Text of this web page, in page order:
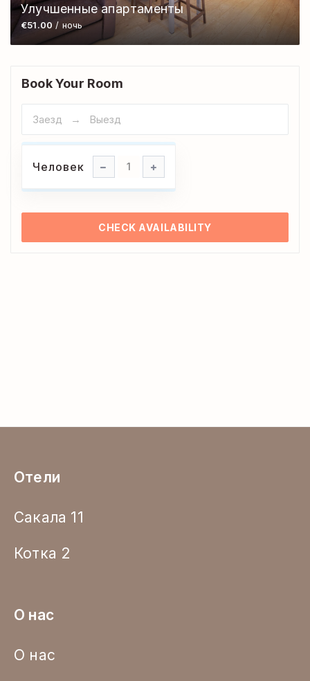
Улучшенные апартаменты
€51.00 / ночь
Book Your Room
Человек
Человек
CHECK AVAILABILITY
Отели
Сакала 11
Котка 2
О нас
О нас